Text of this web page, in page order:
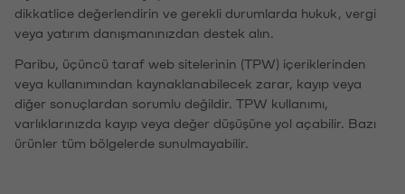
dikkatlice değerlendirin ve gerekli durumlarda hukuk, vergi
veya yatırım danışmanınızdan destek alın.
Paribu, üçüncü taraf web sitelerinin (TPW) içeriklerinden
veya kullanımından kaynaklanabilecek zarar, kayıp veya
diğer sonuçlardan sorumlu değildir. TPW kullanımı,
varlıklarınızda kayıp veya değer düşüşüne yol açabilir. Bazı
ürünler tüm bölgelerde sunulmayabilir.